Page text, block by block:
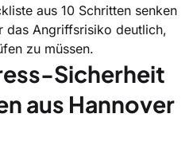
aus 10 Schritten senken
das Angriffsrisiko deutlich,
zu müssen.
Sicherheit
aus Hannover